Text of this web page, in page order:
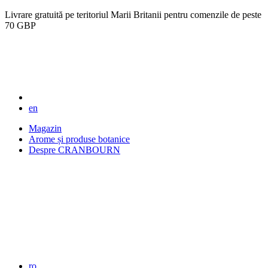
Livrare gratuită pe teritoriul Marii Britanii pentru comenzile de peste
70 GBP
en
Magazin
Arome și produse botanice
Despre CRANBOURN
ro